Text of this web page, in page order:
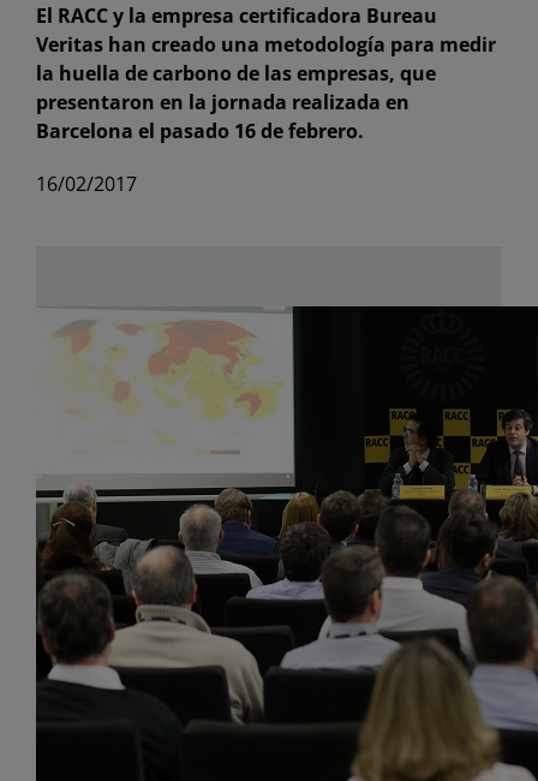
El RACC y la empresa certificadora Bureau
Veritas han creado una metodología para medir
la huella de carbono de las empresas, que
presentaron en la jornada realizada en
Barcelona el pasado 16 de febrero.
16/02/2017